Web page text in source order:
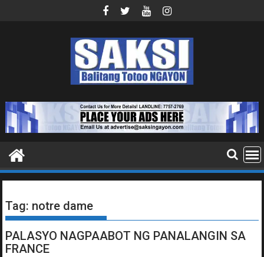
Tag: notre dame
PALASYO NAGPAABOT NG PANALANGIN SA
FRANCE